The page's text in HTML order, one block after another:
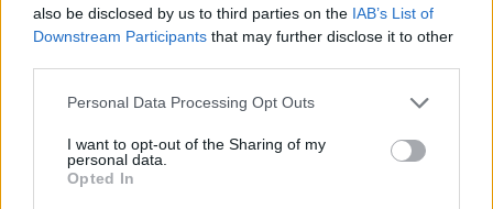
also be disclosed by us to third parties on the IAB’s List of
Downstream Participants that may further disclose it to other
Personal Data Processing Opt Outs
I want to opt-out of the Sharing of my
personal data.
Opted In